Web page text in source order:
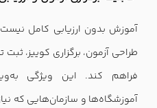
آموزش بدون ارزیابی کامل
طراحی آزمون، برگزاری کوییز، ثبت
فراهم کند. این ویژگی
آموزشگاه‌ها و سازمان‌هایی که